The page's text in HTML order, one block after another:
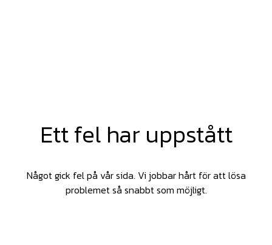
Ett fel har uppstått
Något gick fel på vår sida. Vi jobbar hårt för att lösa
problemet så snabbt som möjligt.